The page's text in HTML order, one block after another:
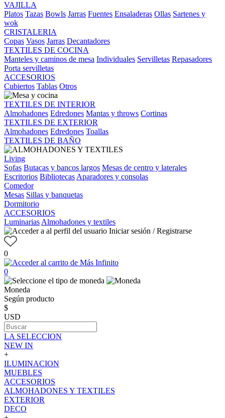
VAJILLA
Platos Tazas Bowls Jarras Fuentes Ensaladeras Ollas Sartenes y
wok
CRISTALERIA
Copas Vasos Jarras Decantadores
TEXTILES DE COCINA
Manteles y caminos de mesa Individuales Servilletas Repasadores
Porta servilletas
ACCESORIOS
Cubiertos Tablas Otros
TEXTILES DE INTERIOR
Almohadones Edredones Mantas y throws Cortinas
TEXTILES DE EXTERIOR
Almohadones Edredones Toallas
TEXTILES DE BAÑO
Living
Sofas Butacas y bancos largos Mesas de centro y laterales
Escritorios Bibliotecas Aparadores y consolas
Comedor
Mesas Sillas y banquetas
Dormitorio
ACCESORIOS
Luminarias Almohadones y textiles
Iniciar sesión / Registrarse
0
0
Moneda
Según producto
$
USD
LA SELECCION
NEW IN
+
ILUMINACION
MUEBLES
ACCESORIOS
ALMOHADONES Y TEXTILES
EXTERIOR
DECO